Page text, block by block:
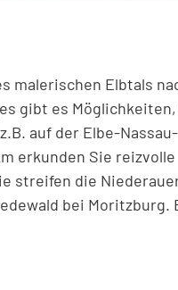
malerischen Elbtals
gibt es
auf der Elbe-Nassau-
erkunden Sie reizvolle
streifen die
bei Moritzburg.